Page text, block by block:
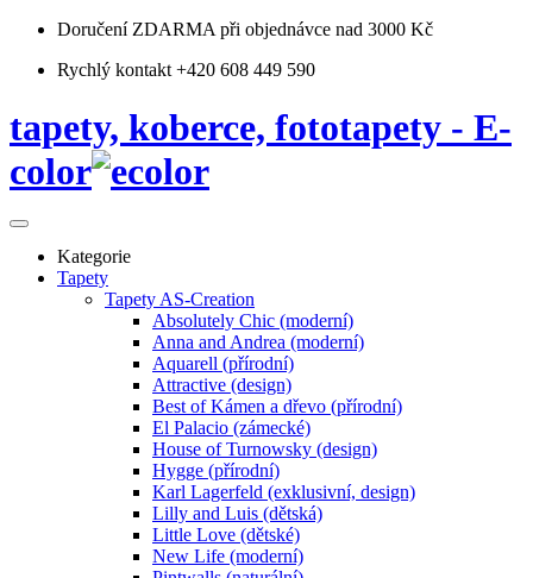
Doručení ZDARMA při objednávce nad 3000 Kč
Rychlý kontakt +420 608 449 590
tapety, koberce, fototapety - E-
color
Kategorie
Tapety
Tapety AS-Creation
Absolutely Chic (moderní)
Anna and Andrea (moderní)
Aquarell (přírodní)
Attractive (design)
Best of Kámen a dřevo (přírodní)
El Palacio (zámecké)
House of Turnowsky (design)
Hygge (přírodní)
Karl Lagerfeld (exklusivní, design)
Lilly and Luis (dětská)
Little Love (dětské)
New Life (moderní)